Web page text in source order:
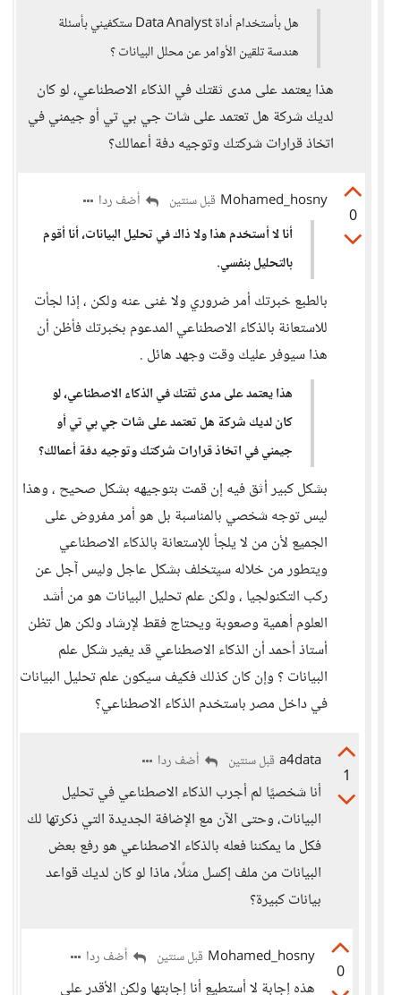
هل بأستخدام أداة Data Analyst ستكفيني بأسئلة
هندسة تلقين الأوامر عن محلل البيانات ؟
هذا يعتمد على مدى ثقتك في الذكاء الاصطناعي، لو كان
لديك شركة هل تعتمد على شات جي بي تي أو جيمني في
اتخاذ قرارات شركتك وتوجيه دفة أعمالك؟
0
Mohamed_hosny قبل سنتين
أضف ردا
أنا لا أستخدم هذا ولا ذاك في تحليل البيانات، أنا أقوم
بالتحليل بنفسي.
بالطبع خبرتك أمر ضروري ولا غنى عنه ولكن ، إذا لجأت
للاستعانة بالذكاء الاصطناعي المدعوم بخبرتك فأظن أن
هذا سيوفر عليك وقت وجهد هائل .
هذا يعتمد على مدى ثقتك في الذكاء الاصطناعي، لو
كان لديك شركة هل تعتمد على شات جي بي تي أو
جيمني في اتخاذ قرارات شركتك وتوجيه دفة أعمالك؟
بشكل كبير أثق فيه إن قمت بتوجيهه بشكل صحيح ، وهذا
ليس توجه شخصي بالمناسبة بل هو أمر مفروض على
الجميع لأن من لا يلجأ للإستعانة بالذكاء الاصطناعي
ويتطور من خلاله سيتخلف بشكل عاجل وليس آجل عن
ركب التكنولجيا ، ولكن علم تحليل البيانات هو من أشد
العلوم أهمية وصعوبة ويحتاج فقط لإرشاد ولكن هل تظن
أستاذ أحمد أن الذكاء الاصطناعي قد يغير شكل علم
البيانات ؟ وإن كان كذلك فكيف سيكون علم تحليل البيانات
في داخل مصر باستخدم الذكاء الاصطناعي؟
1
a4data قبل سنتين أضف ردا
أنا شخصيًا لم أجرب الذكاء الاصطناعي في تحليل
البيانات، وحتى الآن مع الإضافة الجديدة التي ذكرتها لك
فكل ما يمكننا فعله بالذكاء الاصطناعي هو رفع بعض
البيانات من ملف إكسل مثلًا، ماذا لو كان لديك قواعد
بيانات كبيرة؟
0
Mohamed_hosny قبل سنتين أضف ردا
هذه إجابة لا أستطيع أنا إجابتها ولكن الأقدر على